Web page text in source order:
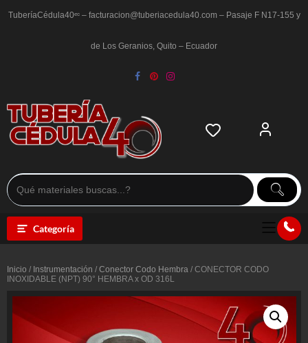
TuberíaCédula40ᵉᶜ – facturacion@tuberiacedula40.com – Pasaje F N17-155 y
de Los Geranios, Quito – Ecuador
Categoría
Inicio / Instrumentación / Conector Codo Hembra / CONECTOR CODO
INOXIDABLE (NPT) 90° HEMBRA x OD 316L